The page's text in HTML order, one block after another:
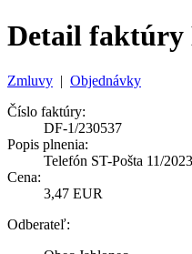
Detail faktúry
Zmluvy | Objednávky
Číslo faktúry:
DF-1/230537
Popis plnenia:
Telefón ST-Pošta 11/2023
Cena:
3,47 EUR
Odberateľ: